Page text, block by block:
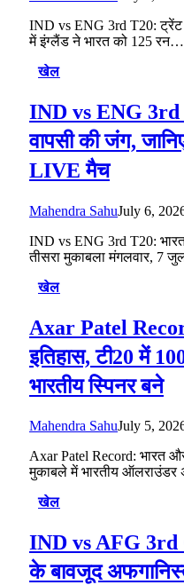
IND vs ENG 3rd T20:
में इंग्लैंड ने भारत को 125 रन…
खेल
IND vs ENG
वापसी की जंग,
LIVE मैच
Mahendra SahuJuly 6,
IND vs ENG 3rd T20:
तीसरा मुकाबला मंगलवार, 7
खेल
Axar Patel
इतिहास, टी20 में
भारतीय स्पिनर बने
Mahendra SahuJuly 5,
Axar Patel Record: भारत
मुकाबले में भारतीय ऑलराउंडर
खेल
IND vs AFG 3rd
के बावजूद